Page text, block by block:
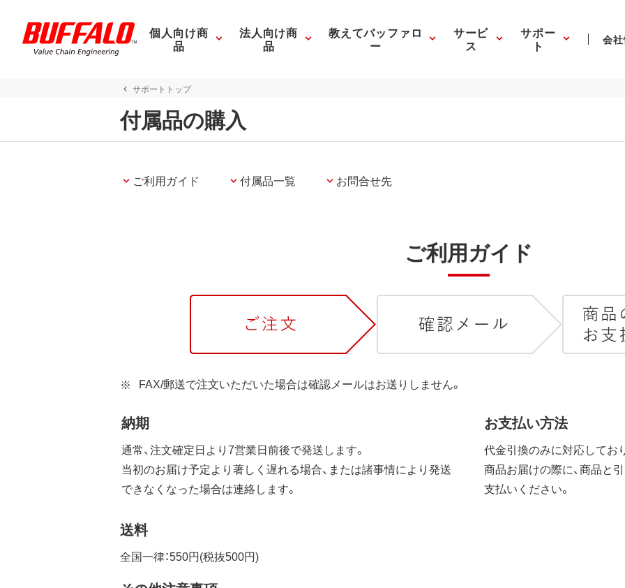
個人向け商
品
法人向け商
品
教えてバッファロ
ー
サービ
ス
サポー
ト 会
サポートトップ
付属品の購入
ご利用ガイド 付属品一覧 お問合せ先
ご利用ガイド
FAX/郵送で注文いただいた場合は確認メールはお送りしません。
納期
通常、注文確定日より7営業日前後で発送します。
当初のお届け予定より著しく遅れる場合、または諸事情により発送
できなくなった場合は連絡します。
お支払い方法
代金引換のみに対応してお
商品お届けの際に、商品と
支払いください。
送料
全国一律：550円(税抜500円)